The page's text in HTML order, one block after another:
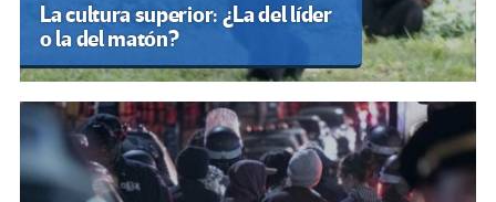
La cultura superior: ¿La del líder
o la del matón?